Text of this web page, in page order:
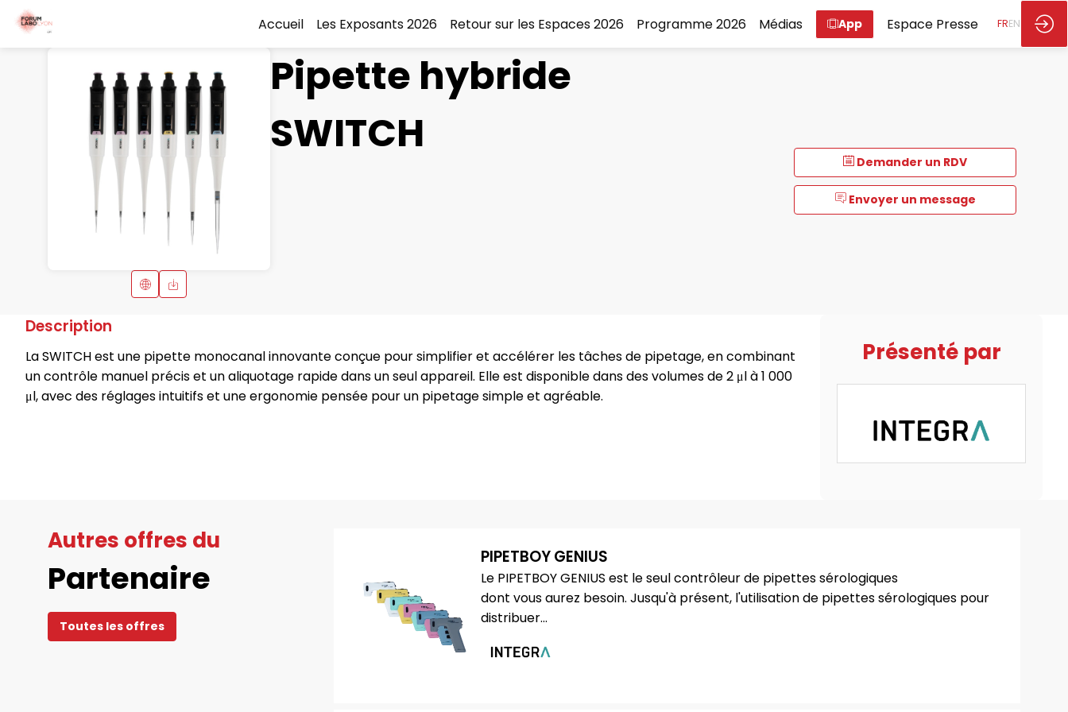
Accueil Les Exposants 2026 Retour sur les Espaces 2026 Programme 2026 Médias App Espace Presse FREN
Demander un RDV
Envoyer un message
Pipette hybride
SWITCH
Description
La SWITCH est une pipette monocanal innovante conçue pour simplifier et accélérer les tâches de pipetage, en combinant
un contrôle manuel précis et un aliquotage rapide dans un seul appareil. Elle est disponible dans des volumes de 2 μl à 1 000
μl, avec des réglages intuitifs et une ergonomie pensée pour un pipetage simple et agréable.
Présenté par
Autres offres du
Partenaire
Toutes les offres
PIPETBOY GENIUS
Le PIPETBOY GENIUS est le seul contrôleur de pipettes sérologiques
dont vous aurez besoin. Jusqu'à présent, l'utilisation de pipettes sérologiques pour
distribuer...